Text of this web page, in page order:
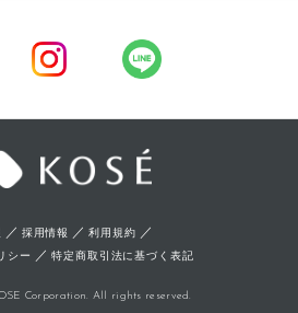
／ 採用情報 ／利用規約 ／
シー ／特定商取引法に基づく表記
Corporation. All rights reserved.